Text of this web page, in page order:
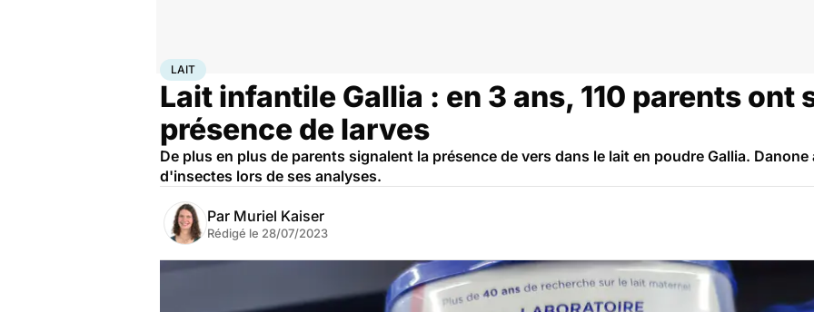
Accueil Famille
LAIT
Lait infantile Gallia : en 3 ans, 110 parents ont
présence de larves
De plus en plus de parents signalent la présence de vers dans le lait en poudre Gallia.
d'insectes lors de ses analyses.
Par Muriel Kaiser
Rédigé le 28/07/2023